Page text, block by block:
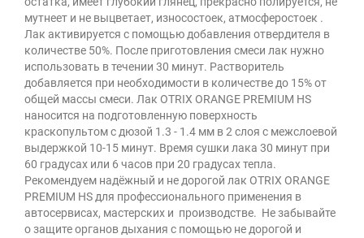
мутнеет и не выцветает, износостоек, атмосферостоек .
Лак активируется с помощью добавления отвердителя в
количестве 50%. После приготовления смеси лак нужно
использовать в течении 30 минут. Растворитель
добавляется при необходимости в количестве до 15% от
общей массы смеси. Лак OTRIX ORANGE PREMIUM HS
наносится на подготовленную поверхность
краскопультом с дюзой 1.3 - 1.4 мм в 2 слоя с межслоевой
выдержкой 10-15 минут. Время сушки лака 30 минут при
60 градусах или 6 часов при 20 градусах тепла.
Рекомендуем надёжный и не дорогой лак OTRIX ORANGE
PREMIUM HS для профессионального применения в
автосервисах, мастерских и производстве. Не забывайте
о защите органов дыхания с помощью не дорогой и